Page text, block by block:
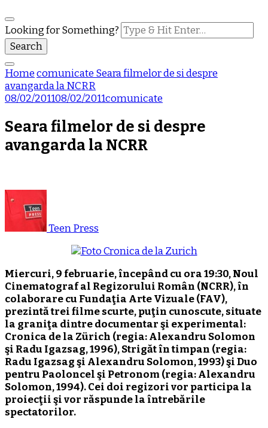
Looking for Something?
Homecomunicate Seara filmelor de si despre
avangarda la NCRR
08/02/201108/02/2011comunicate
Seara filmelor de si despre
avangarda la NCRR
Teen Press
Miercuri, 9 februarie, începând cu ora 19:30, Noul
Cinematograf al Regizorului Român (NCRR), în
colaborare cu Fundaţia Arte Vizuale (FAV),
prezintă trei filme scurte, puţin cunoscute, situate
la graniţa dintre documentar şi experimental:
Cronica de la Zürich (regia: Alexandru Solomon
şi Radu Igazsag, 1996), Strigăt în timpan (regia:
Radu Igazsag şi Alexandru Solomon, 1993) şi Duo
pentru Paoloncel şi Petronom (regia: Alexandru
Solomon, 1994). Cei doi regizori vor participa la
proiecţii şi vor răspunde la întrebările
spectatorilor.